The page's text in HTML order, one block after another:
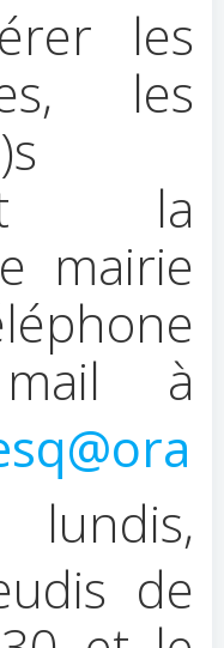
les
les
la
mairie
à
de